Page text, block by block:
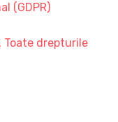
(GDPR)
Toate drepturile